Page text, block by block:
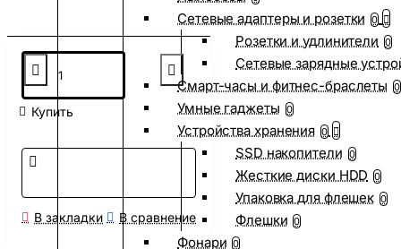
Сетевые адаптеры и розетки 0
Розетки и удлинители 0
Сетевые зарядные
Смарт-часы и фитнес-браслеты 0
Умные гаджеты 0
Устройства хранения 0
SSD накопители 0
Жесткие диски HDD 0
Упаковка для флешек 0
Флешки 0
Фонари 0
Купить
В закладки В сравнение